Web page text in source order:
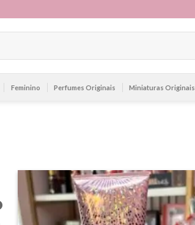
Feminino Perfumes Originais Miniaturas Originais